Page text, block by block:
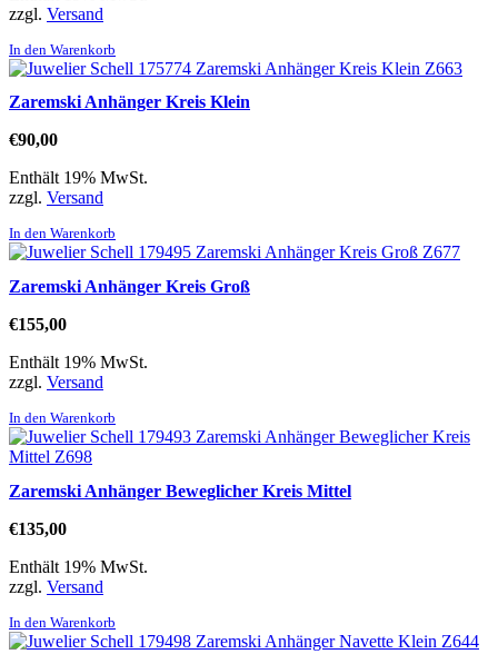
zzgl. Versand
In den Warenkorb
Zaremski Anhänger Kreis Klein
€90,00
Enthält 19% MwSt.
zzgl. Versand
In den Warenkorb
Zaremski Anhänger Kreis Groß
€155,00
Enthält 19% MwSt.
zzgl. Versand
In den Warenkorb
Zaremski Anhänger Beweglicher Kreis Mittel
€135,00
Enthält 19% MwSt.
zzgl. Versand
In den Warenkorb